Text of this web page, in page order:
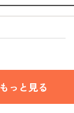
もっと見る